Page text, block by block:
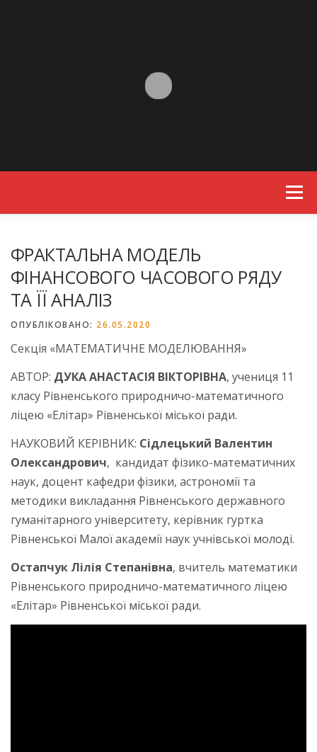
Menu
ФРАКТАЛЬНА МОДЕЛЬ
ФІНАНСОВОГО ЧАСОВОГО РЯДУ
ТА ЇЇ АНАЛІЗ
ОПУБЛІКОВАНО: 26.05.2020
Секція «МАТЕМАТИЧНЕ МОДЕЛЮВАННЯ»
АВТОР: ДУКА АНАСТАСІЯ ВІКТОРІВНА, учениця 11
класу Рівненського природничо-математичного
ліцею «Елітар» Рівненської міської ради.
НАУКОВИЙ КЕРІВНИК: Сідлецький Валентин
Олександрович, кандидат фізико-математичних
наук, доцент кафедри фізики, астрономії та
методики викладання Рівненського державного
гуманітарного університету, керівник гуртка
Рівненської Малої академії наук учнівської молоді.
Остапчук Лілія Степанівна, вчитель математики
Рівненського природничо-математичного ліцею
«Елітар» Рівненської міської ради.